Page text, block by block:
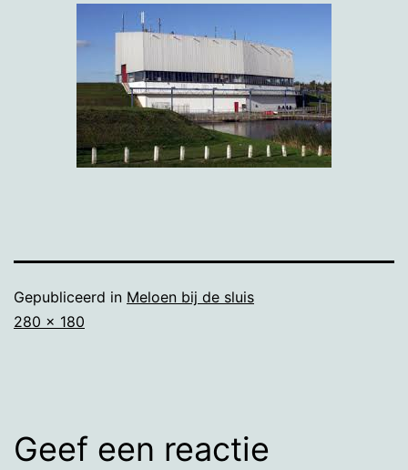
Gepubliceerd in Meloen bij de sluis
Volledige
280 × 180
Geef een reactie